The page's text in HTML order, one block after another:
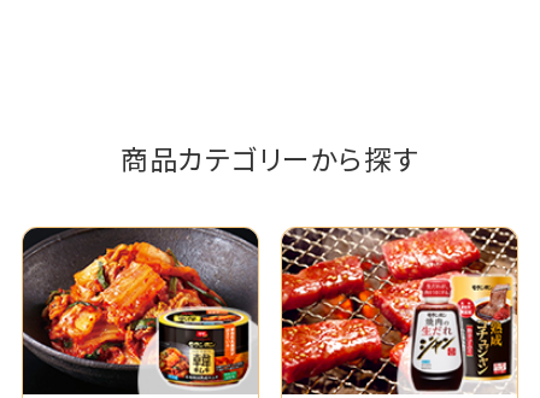
商品カテゴリーから探す